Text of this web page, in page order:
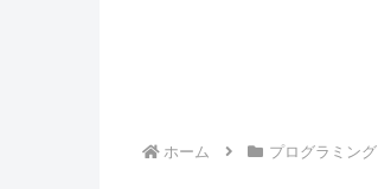
ホーム プログラミング